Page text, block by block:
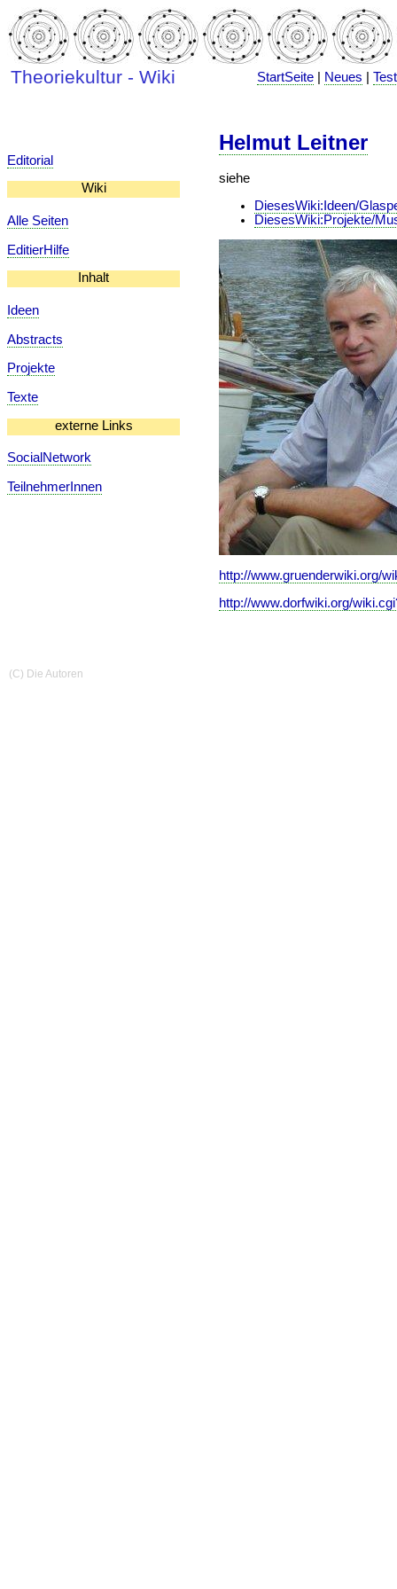
Theoriekultur - Wiki StartSeite Neues |
Editorial
Wiki
Alle Seiten
EditierHilfe
Inhalt
Ideen
Abstracts
Projekte
Texte
externe Links
SocialNetwork
TeilnehmerInnen
Helmut Leitner
siehe
DiesesWiki:Ideen/
DiesesWiki:Projekte/
http://www.gruenderwiki.org/
http://www.dorfwiki.org/
(C) Die Autoren